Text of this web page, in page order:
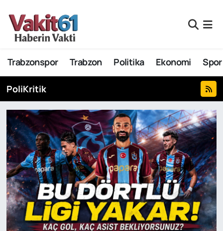
Trabzonspor Trabzon Politika Ekonomi Spor
PoliKritik
Nöbetçi Eczaneler
Hava Durumu
Namaz Vakitleri
Trafik Durumu
Süper Lig Puan Durumu ve Fikstür
Tüm Manşetler
Son Dakika Haberleri
Haber Arşivi